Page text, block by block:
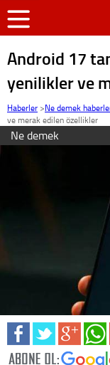
Android 17
yenilikler ve
Haberler >Ne demek
ve merak edilen özellikler
Ne demek